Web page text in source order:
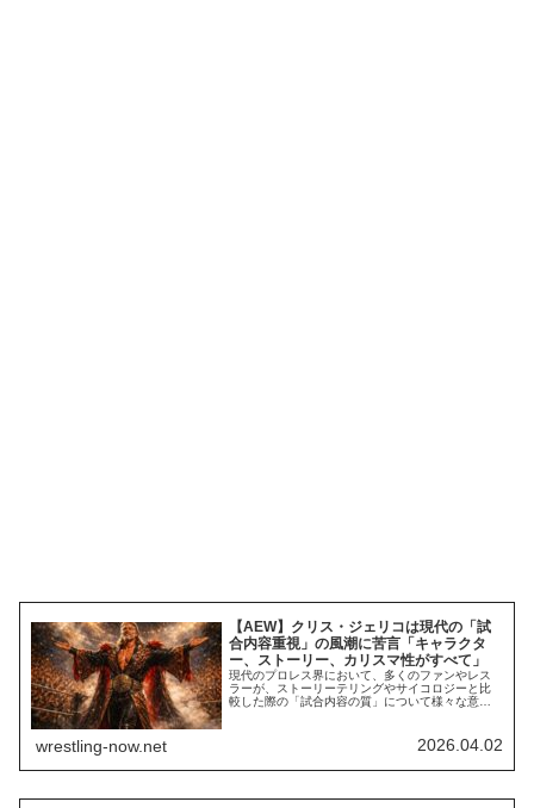
【AEW】クリス・ジェリコは現代の「試
合内容重視」の風潮に苦言「キャラクタ
ー、ストーリー、カリスマ性がすべて」
現代のプロレス界において、多くのファンやレス
ラーが、ストーリーテリングやサイコロジーと比
較した際の「試合内容の質」について様々な意見
についても多様な意見があります。AEWの重鎮ク
リス・ジェリコの場合、「多くのレスラーが本当
wrestling-now.net 2026.04.02